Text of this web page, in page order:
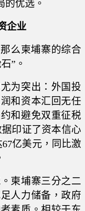
的优选。
企业
么柬埔寨的综合
”。
为突出：外国投
和资本汇回无任
和避免双重征税
印证了资本信心
亿美元，同比激
柬埔寨三分之二
人力储备，政府